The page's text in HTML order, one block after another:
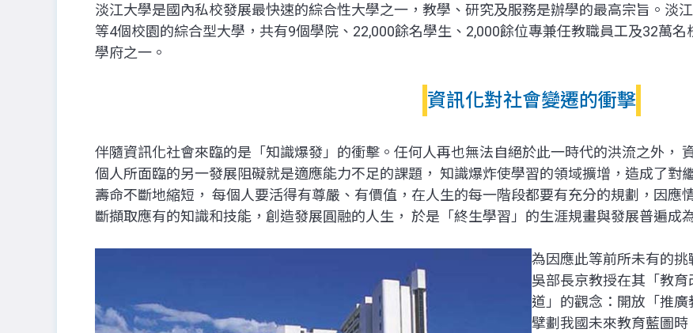
淡江大學是國內私校發展最快速的綜合性大學之一，教學、研究及服務是辦學的最高宗旨。淡
等4個校園的綜合型大學，共有9個學院、22,000餘名學生、2,000餘位專兼任教職員工及32萬
學府之一。
資訊化對社會變遷的衝擊
伴隨資訊化社會來臨的是「知識爆發」的衝擊。任何人再也無法自絕於此一時代的洪流之外，
個人所面臨的另一發展阻礙就是適應能力不足的課題， 知識爆炸使學習的領域擴增，造成了對
壽命不斷地縮短， 每個人要活得有尊嚴、有價值，在人生的每一階段都要有充分的規劃，因應
斷擷取應有的知識和技能，創造發展圓融的人生， 於是「終生學習」的生涯規畫與發展普遍成
為因應此等前所未有的
吳部長京教授在其「教
道」的觀念：開放「推
擘劃我國未來教育藍圖